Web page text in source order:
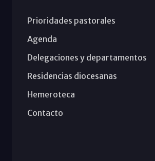
Prioridades pastorales
Agenda
Delegaciones y departamentos
Residencias diocesanas
Hemeroteca
Contacto